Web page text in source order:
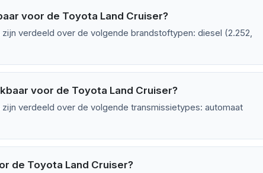
voor de Toyota Land Cruiser?
verdeeld over de volgende brandstoftypen: diesel (2.252,
voor de Toyota Land Cruiser?
verdeeld over de volgende transmissietypes: automaat
de Toyota Land Cruiser?